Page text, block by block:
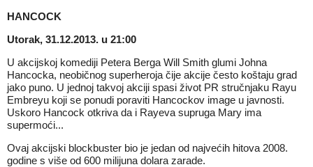
HANCOCK
Utorak, 31.12.2013. u 21:00
U akcijskoj komediji Petera Berga Will Smith glumi Johna
Hancocka, neobičnog superheroja čije akcije često koštaju grad
jako puno. U jednoj takvoj akciji spasi život PR stručnjaku Rayu
Embreyu koji se ponudi poraviti Hancockov image u javnosti.
Uskoro Hancock otkriva da i Rayeva supruga Mary ima
supermoći...
Ovaj akcijski blockbuster bio je jedan od najvećih hitova 2008.
godine s više od 600 milijuna dolara zarade.